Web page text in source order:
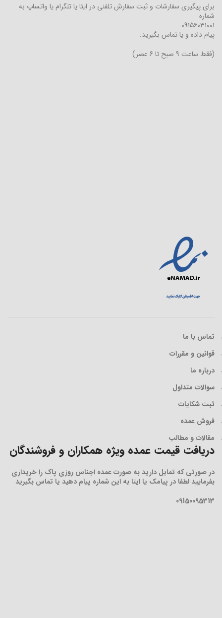
برای پیگیری سفارشات و ثبت سفارش تلفنی در ایتا یا تلگرام یا واتساپ به
شماره
۰۹۱۵۶۰۳۱۰۰۱
پیام داده و یا تماس بگیرید.
(فقط ساعت 9 صبح تا 6 عصر)
تماس با ما
قوانین و مقررات
درباره ما
سوالات متداول
ثبت شکایات
فروش عمده
مقالات و مطالب
دریافت قیمت عمده ویژه همکاران و فروشندگان
در صورتی که تمایل دارید به صورت عمده اجناس روزی پاک را خریداری
بفرمایید لطفا در پیامک یا ایتا به این شماره پیام دهید یا تماس بگیرید
09150095313